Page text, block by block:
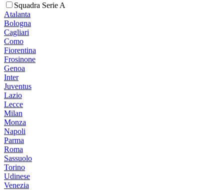
Squadra Serie A
Atalanta
Bologna
Cagliari
Como
Fiorentina
Frosinone
Genoa
Inter
Juventus
Lazio
Lecce
Milan
Monza
Napoli
Parma
Roma
Sassuolo
Torino
Udinese
Venezia